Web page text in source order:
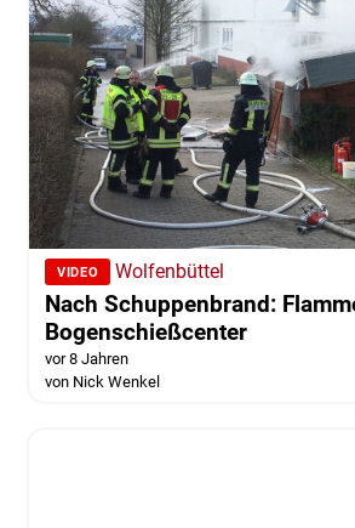
VIDEO Wolfenbüttel
Nach Schuppenbrand:
Bogenschießcenter
vor 8 Jahren
von Nick Wenkel